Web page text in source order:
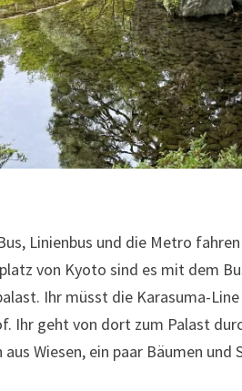
Linienbus und die Metro
von Kyoto sind es mit dem
Ihr müsst die Karasuma-
Ihr geht von dort zum Palast
Wiesen, ein paar Bäumen und